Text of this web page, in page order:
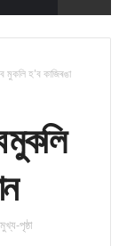
মুকলি হ'ব কাজিৰঙা
মুকলি
মুখ্য-পৃষ্ঠা